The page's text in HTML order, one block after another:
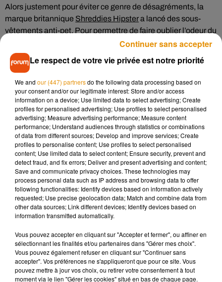
Alors justement pour éviter ce genre de désagréments, la
marque britannique Shreddies Hipstera lancé des sous-
vêtements anti-pet. Pour permettre de faire oublier l’odeur du
kebab mangé le midi, lors de la fabrication, ils sont enrichis
en charbon actif connu pour ses propriétés absorbantes.
Attention par contre, ces sous-vêtements anti-pet ne vous
empêche pas de péter. Donc quand bien même ça ne sentira
plus rien, il faut penser au bruit que peut faire vos flatulences
et contre lequel votre slip ne pourra rien !
Musique
7 août 2026
Madonna sort enfin le remix de « Love
Sensation » avec Kylie Minogue
7 août 2026
Angèle et Amélie Lens dévoilent leur
collaboration tant attendue
Le respect de votre vie privée est notre priorité
We and our (447) partnersdo the following data processing based on
your consent and/or our legitimate interest: Store and/or access
information on a device; Use limited data to select advertising; Create
profiles for personalised advertising; Use profiles to select personalised
advertising; Measure advertising performance; Measure content
performance; Understand audiences through statistics or combinations
of data from different sources; Develop and improve services; Create
profiles to personalise content; Use profiles to select personalised
content; Use limited data to select content; Ensure security, prevent and
detect fraud, and fix errors; Deliver and present advertising and content;
Save and communicate privacy choices. These technologies may
process personal data such as IP address and browsing data to offer
following functionalities: Identify devices based on information actively
requested; Use precise geolocation data; Match and combine data from
other data sources; Link different devices; Identify devices based on
information transmitted automatically.
Vous pouvez accepter en cliquant sur "Accepter et fermer", ou affiner en
sélectionnant les finalités et/ou partenaires dans "Gérer mes choix".
Vous pouvez également refuser en cliquant sur "Continuer sans
accepter". Vos préférences ne s'appliqueront que pour ce site. Vous
pouvez mettre à jour vos choix, ou retirer votre consentement à tout
moment via le lien "Gérer les cookies" situé en bas de chaque page.
Continuer sans accepter